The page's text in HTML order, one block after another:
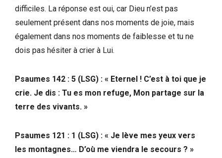
difficiles. La réponse est oui, car Dieu n’est pas
seulement présent dans nos moments de joie, mais
également dans nos moments de faiblesse et tu ne
dois pas hésiter à crier à Lui.
Psaumes 142 : 5 (LSG) : « Eternel ! C’est à toi que je
crie. Je dis : Tu es mon refuge, Mon partage sur la
terre des vivants. »
Psaumes 121 : 1 (LSG) : « Je lève mes yeux vers
les montagnes… D’où me viendra le secours ? »